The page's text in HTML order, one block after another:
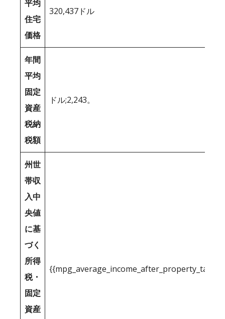
平均
住宅
価格
320,437ドル
年間
平均
固定
資産
税納
税額
ドル;2,243。
州世
帯収
入中
央値
に基
づく
所得
税・
固定
資産